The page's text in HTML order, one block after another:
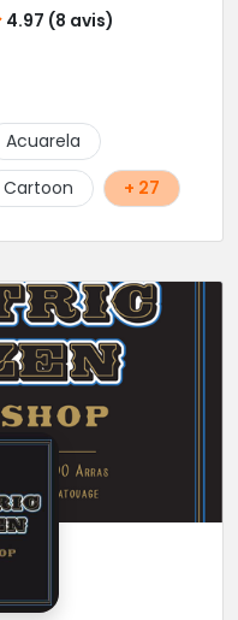
4.97 (8 avis)
Acuarela
Cartoon + 27